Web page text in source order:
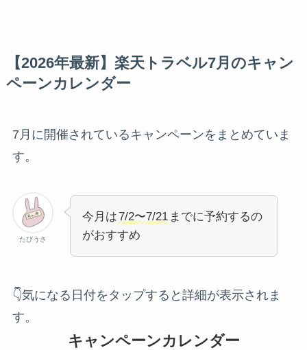
【2026年最新】楽天トラベル7月のキャン
ペーンカレンダー
7月に開催されているキャンペーンをまとめていま
す。
たびうさ
今月は7/2〜7/21 までに予約するの
がおすすめ
👇気になる日付をタップすると詳細が表示されま
す。
キャンペーンカレンダー